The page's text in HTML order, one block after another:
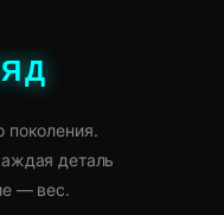
поколения.
деталь
— вес.